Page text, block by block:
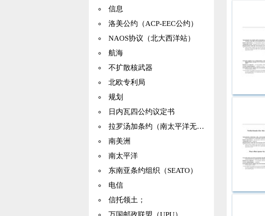
信息
洛美公约（ACP-EEC公约）
NAOS协议（北大西洋站）
航海
不扩散核武器
北欧专利局
规划
日内瓦四公约议定书
拉罗汤加条约（南太平洋无核区）
南美洲
南太平洋
东南亚条约组织（SEATO）
电信
信托领土；